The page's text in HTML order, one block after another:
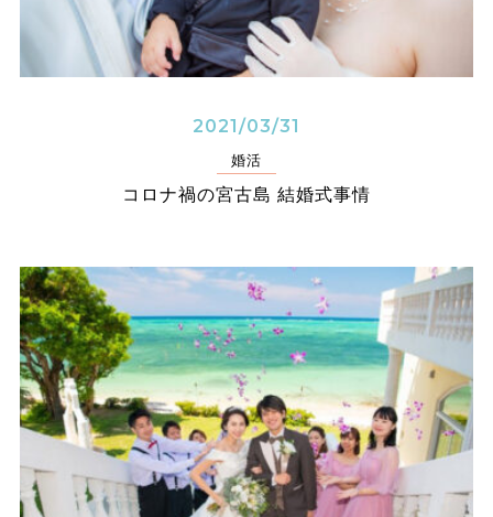
2021/03/31
婚活
コロナ禍の宮古島 結婚式事情